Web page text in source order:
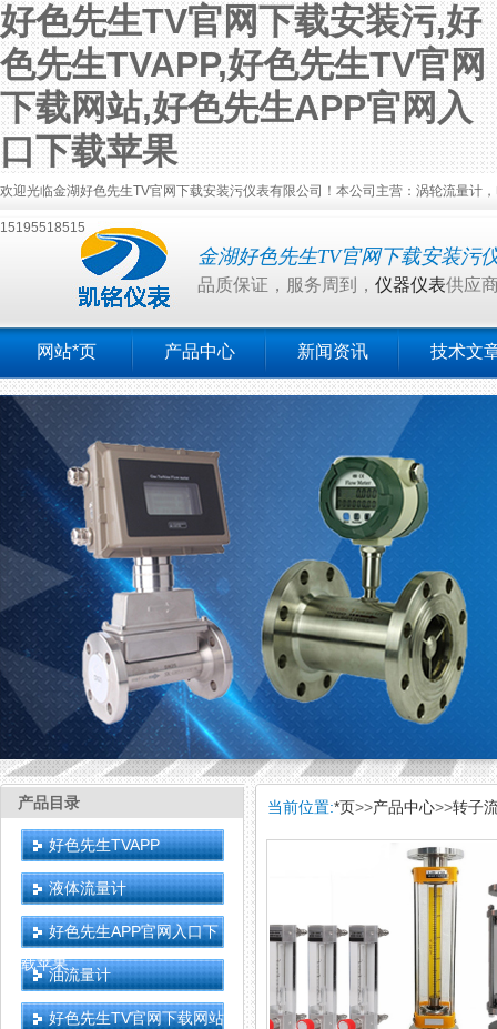
好色先生TV官网下载安装污,好
色先生TVAPP,好色先生TV官网
下载网站,好色先生APP官网入
口下载苹果
欢迎光临金湖好色先生TV官网下载安装污仪表有限公司！本公司主营：涡轮流量计，
15195518515
金湖好色先生TV官网下载安装污
品质保证，服务周到， 仪器仪表供应
网站*页 产品中心 新闻资讯 技术文
产品目录
好色先生TVAPP
液体流量计
好色先生APP官网入口下
载苹果
油流量计
好色先生TV官网下载网站
当前位置:*页>>产品中心>>转子